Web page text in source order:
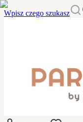
Wpisz czego szukasz